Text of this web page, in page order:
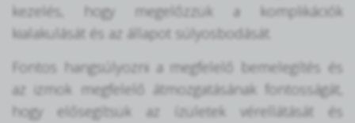
kezelés, hogy megelőzzük a komplikációk
kialakulását és az állapot súlyosbodását.
Fontos hangsúlyozni a megfelelő bemelegítés és
az izmok megfelelő átmozgatásának fontosságát,
hogy elősegítsük az ízületek vérellátását és